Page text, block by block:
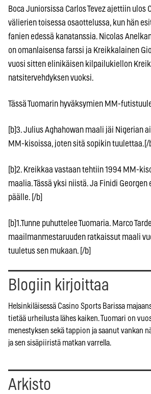
Boca Juniorsissa Carlos Tevez ajettiin ulos
välierien toisessa osaottelussa, kun hän
fanien edessä kanatanssia. Nicolas
on omanlaisensa farssi ja Kreikkalainen
vuosi sitten elinikäisen kilpailukiellon
natsitervehdyksen vuoksi.
Tässä Tuomarin hyväksymien MM-
[b]3. Julius Aghahowan maali jäi Nigerian
MM-kisoissa, joten sitä sopikin tuulettaa.[/
[b]2. Kreikkaa vastaan tehtiin 1994 MM-
maalia. Tässä yksi niistä. Ja Finidi
päälle. [/b]
[b]1.Tunne puhuttelee Tuomaria. Marco
maailmanmestaruuden ratkaissut maali
tuuletus sen mukaan. [/b]
Blogiin kirjoittaa
Helsinkiläisessä Casino Sports Barissa
tietää urheilusta lähes kaiken. Tuomari on
menestyksen sekä tappion ja saanut vankan
ja sen sisäpiiristä matkan varrella.
Arkisto